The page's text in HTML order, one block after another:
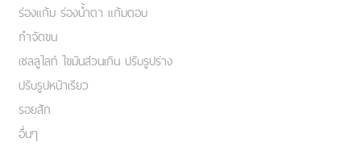
ร่องแก้ม ร่องน้ำตา แก้มตอบ
กำจัดขน
เชลลูไลท์ ไขมันส่วนเกิน ปรับรูปร่าง
ปรับรูปหน้าเรียว
รอยสัก
อื่นๆ